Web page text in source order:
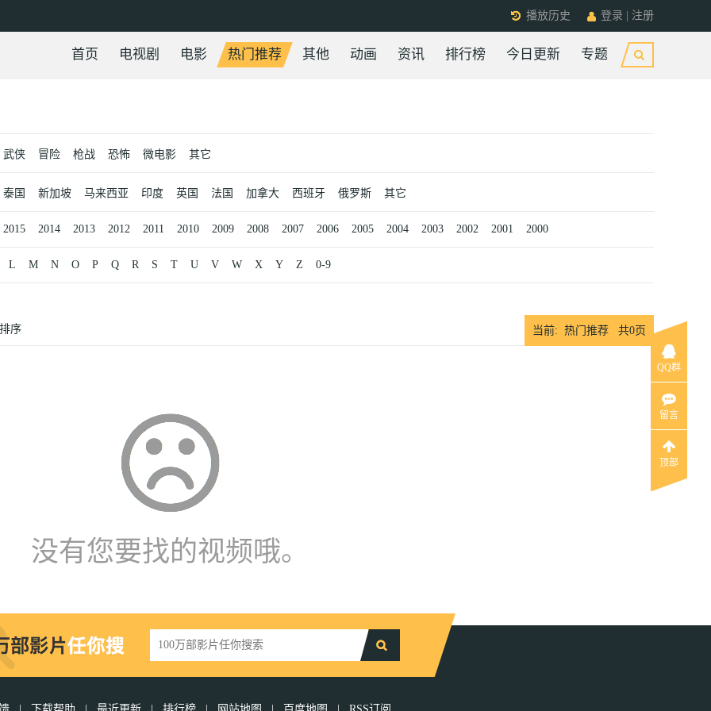
登录 注册
播放历史
首页 电视剧 电影 热门推荐 其他 动画 资讯 排行榜 今日更新 专题
武侠 冒险 枪战 恐怖 微电影 其它
泰国 新加坡 马来西亚 印度 英国 法国 加拿大 西班牙 俄罗斯 其它
2015 2014 2013 2012 2011 2010 2009 2008 2007 2006 2005 2004 2003 2002 2001 2000
L M N O P Q R S T U V W X Y Z 0-9
序 当前: 热门推荐 共0页
没有您要找的视频哦。
QQ群
留言
顶部